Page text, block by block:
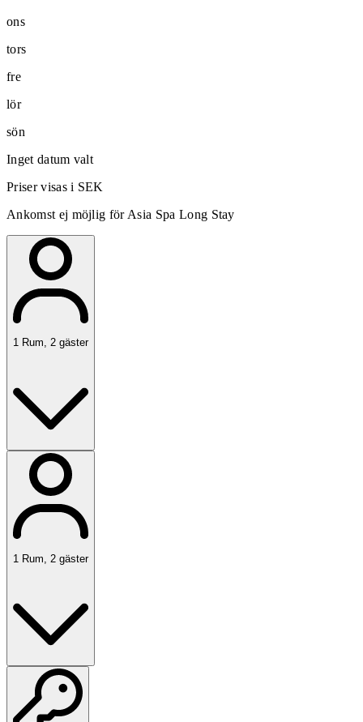
ons
tors
fre
lör
sön
Inget datum valt
Priser visas i SEK
Ankomst ej möjlig för Asia Spa Long Stay
1 Rum, 2 gäster
1 Rum 2 gäster